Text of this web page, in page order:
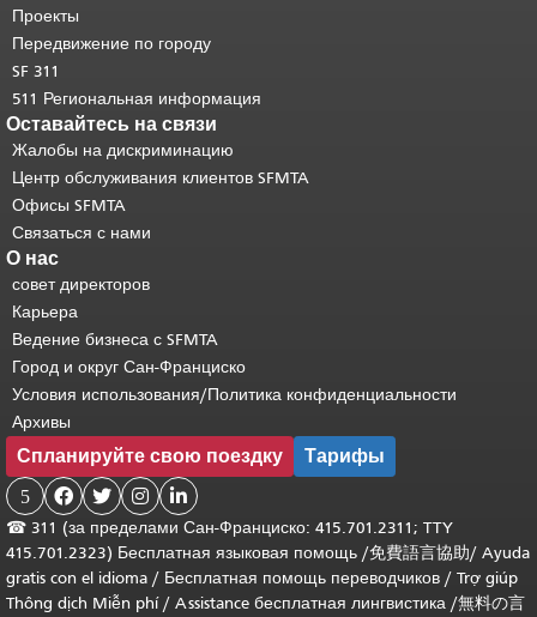
странице.
основного содержимого .
Проекты
Передвижение по городу
SF 311
511 Региональная информация
Оставайтесь на связи
Жалобы на дискриминацию
Центр обслуживания клиентов SFMTA
Офисы SFMTA
Связаться с нами
О нас
совет директоров
Карьера
Ведение бизнеса с SFMTA
Город и округ Сан-Франциско
Условия использования/Политика конфиденциальности
Архивы
Спланируйте свою поездку Тарифы
5    
☎ 311 (за пределами Сан-Франциско: 415.701.2311; TTY
415.701.2323) Бесплатная языковая помощь /免費語言協助/ Ayuda
gratis con el idioma / Бесплатная помощь переводчиков / Trợ giúp
Thông dịch Miễn phí/ Assistance бесплатная лингвистика /無料の言